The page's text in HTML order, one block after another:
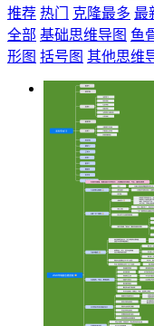
推荐 热门 克隆最多 最
全部 基础思维导图 鱼
形图 括号图 其他思维